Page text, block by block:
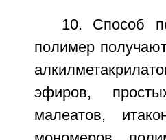
10. Способ
полимер
эфиров,
малеатов,